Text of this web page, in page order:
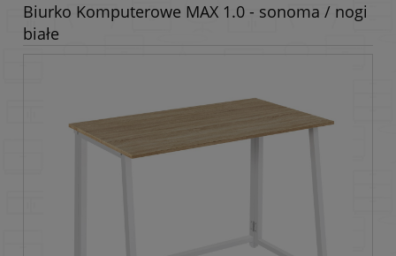
Biurko Komputerowe MAX 1.0 - sonoma / nogi
białe